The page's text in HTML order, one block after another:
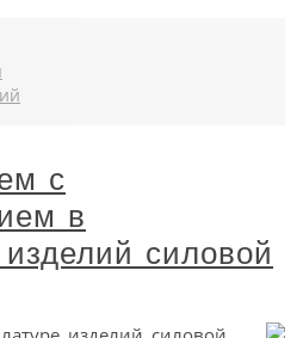
с
в
силовой